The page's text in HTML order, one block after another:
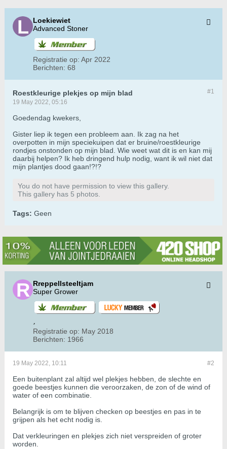
Loekiewiet
Advanced Stoner
Registratie op: Apr 2022
Berichten: 68
#1
Roestkleurige plekjes op mijn blad
19 May 2022, 05:16
Goedendag kwekers,
Gister liep ik tegen een probleem aan. Ik zag na het
overpotten in mijn speciekuipen dat er bruine/roestkleurige
rondjes onstonden op mijn blad. Wie weet wat dit is en kan mij
daarbij helpen? Ik heb dringend hulp nodig, want ik wil niet dat
mijn plantjes dood gaan!?!?
You do not have permission to view this gallery.
This gallery has 5 photos.
Tags: Geen
Rreppellsteeltjam
Super Grower
Registratie op: May 2018
Berichten: 1966
#2
19 May 2022, 10:11
Een buitenplant zal altijd wel plekjes hebben, de slechte en
goede beestjes kunnen die veroorzaken, de zon of de wind of
water of een combinatie.
Belangrijk is om te blijven checken op beestjes en pas in te
grijpen als het echt nodig is.
Dat verkleuringen en plekjes zich niet verspreiden of groter
worden.